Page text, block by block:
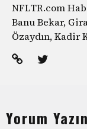
NFLTR.com
Banu Bekar,
Özaydın, Kadir
Yorum Yazın